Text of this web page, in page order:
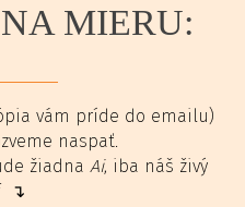
MIERU:
vám príde do emailu)
naspať.
žiadna Ai, iba náš živý
↴